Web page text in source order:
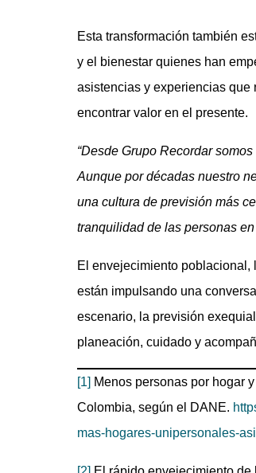
Esta transformación también
y el bienestar quienes han
asistencias y experiencias que
encontrar valor en el presente.
“Desde Grupo Recordar
Aunque por décadas nuestro
una cultura de previsión más
tranquilidad de las personas
El envejecimiento poblacional,
están impulsando una
escenario, la previsión
planeación, cuidado y
[1] Menos personas por hogar
Colombia, según el DANE.
mas-hogares-unipersonales-